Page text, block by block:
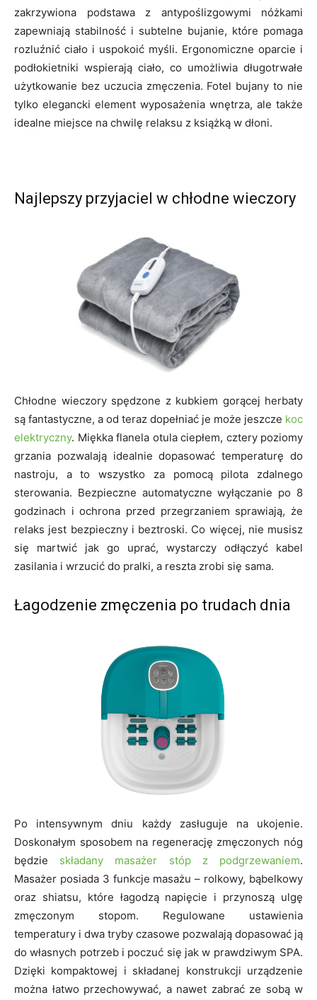
zakrzywiona podstawa z antypoślizgowymi nóżkami
zapewniają stabilność i subtelne bujanie, które pomaga
rozluźnić ciało i uspokoić myśli. Ergonomiczne oparcie i
podłokietniki wspierają ciało, co umożliwia długotrwałe
użytkowanie bez uczucia zmęczenia. Fotel bujany to nie
tylko elegancki element wyposażenia wnętrza, ale także
idealne miejsce na chwilę relaksu z książką w dłoni.
Najlepszy przyjaciel w chłodne wieczory
Chłodne wieczory spędzone z kubkiem gorącej herbaty
są fantastyczne, a od teraz dopełniać je może jeszcze koc
elektryczny. Miękka flanela otula ciepłem, cztery poziomy
grzania pozwalają idealnie dopasować temperaturę do
nastroju, a to wszystko za pomocą pilota zdalnego
sterowania. Bezpieczne automatyczne wyłączanie po 8
godzinach i ochrona przed przegrzaniem sprawiają, że
relaks jest bezpieczny i beztroski. Co więcej, nie musisz
się martwić jak go uprać, wystarczy odłączyć kabel
zasilania i wrzucić do pralki, a reszta zrobi się sama.
Łagodzenie zmęczenia po trudach dnia
Po intensywnym dniu każdy zasługuje na ukojenie.
Doskonałym sposobem na regenerację zmęczonych nóg
będzie składany masażer stóp z podgrzewaniem.
Masażer posiada 3 funkcje masażu – rolkowy, bąbelkowy
oraz shiatsu, które łagodzą napięcie i przynoszą ulgę
zmęczonym stopom. Regulowane ustawienia
temperatury i dwa tryby czasowe pozwalają dopasować ją
do własnych potrzeb i poczuć się jak w prawdziwym SPA.
Dzięki kompaktowej i składanej konstrukcji urządzenie
można łatwo przechowywać, a nawet zabrać ze sobą w